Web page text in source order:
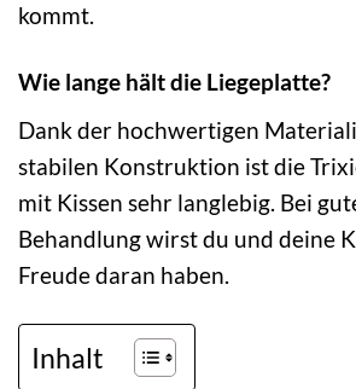
kommt.
Wie lange hält die Liegeplatte?
Dank der hochwertigen
stabilen Konstruktion ist die
mit Kissen sehr langlebig. Bei
Behandlung wirst du und deine
Freude daran haben.
Inhalt